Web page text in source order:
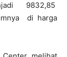
9832,85
di harga